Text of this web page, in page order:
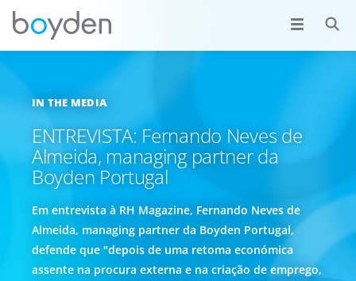
IN THE MEDIA
ENTREVISTA: Fernando Neves de
Almeida, managing partner da
Boyden Portugal
Em entrevista à RH Magazine, Fernando Neves de
Almeida, managing partner da Boyden Portugal,
defende que "depois de uma retoma económica
assente na procura externa e na criação de emprego,